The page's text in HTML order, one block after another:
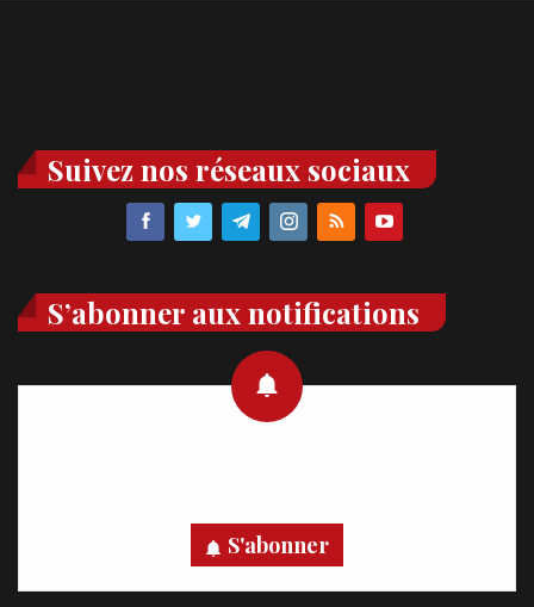
Suivez nos réseaux sociaux
S’abonner aux notifications
S'abonner